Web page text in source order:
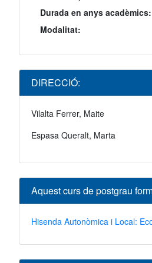
Durada en anys acadèmics:
Modalitat:
DIRECCIÓ:
Vilalta Ferrer, Maite
Espasa Queralt, Marta
Aquest curs de postgrau
Hisenda Autonòmica i Local: